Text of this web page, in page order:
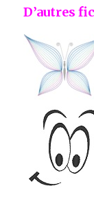
D’autres